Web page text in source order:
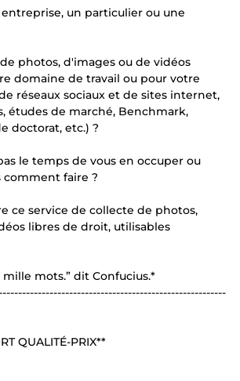
un particulier ou une
photos, d'images ou de vidéos
domaine de travail ou pour votre
réseaux sociaux et de sites internet,
études de marché, Benchmark,
doctorat, etc.) ?
le temps de vous en occuper ou
comment faire ?
ce service de collecte de photos,
libres de droit, utilisables
mots.” dit Confucius.*
QUALITÉ-PRIX**